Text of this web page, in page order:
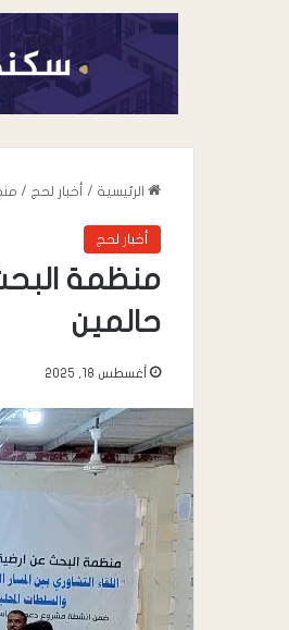
الرئيسية / أخبار لحج /
أخبار لحج
منظمة
حالمين
أغسطس 18, 2025